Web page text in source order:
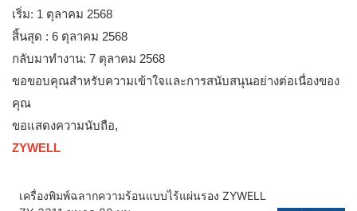
เริ่ม: 1 ตุลาคม 2568
สิ้นสุด : 6 ตุลาคม 2568
กลับมาทำงาน: 7 ตุลาคม 2568
ขอขอบคุณสำหรับความเข้าใจและการสนับสนุนอย่างต่อเนื่องของ
คุณ
ขอแสดงความนับถือ,
ZYWELL
เครื่องพิมพ์ฉลากความร้อนแบบไร้แผ่นรอง ZYWELL